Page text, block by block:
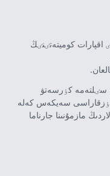
اقپارات كوميتەتٸنٸڭ
سٸلتەمە كٶرسەتۋ
كٶزقاراسى سەيكەس كەلە
مازمۇنىنا جارناما